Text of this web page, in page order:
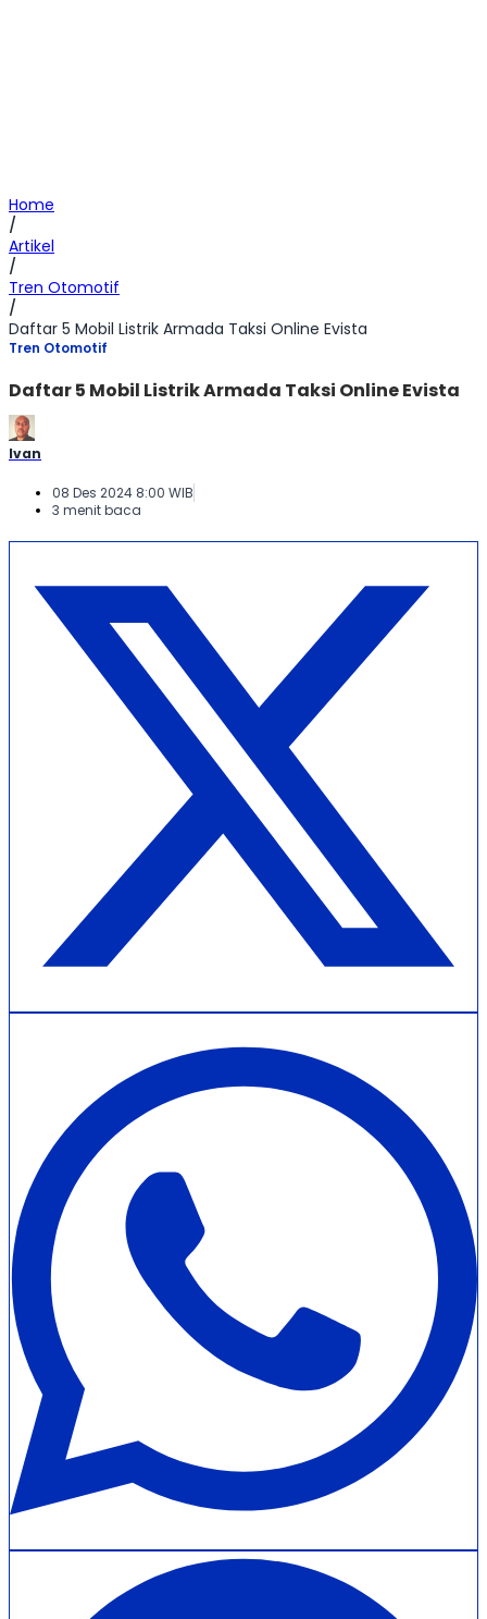
Home
/
Artikel
/
Tren Otomotif
/
Daftar 5 Mobil Listrik Armada Taksi Online Evista
Tren Otomotif
Daftar 5 Mobil Listrik Armada Taksi Online Evista
Ivan
08 Des 2024 8:00 WIB
3 menit baca